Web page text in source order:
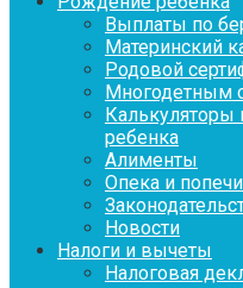
Выплаты по
Материнский
Родовой
Многодетным
Калькуляторы
ребенка
Алименты
Опека и
Новости
Налоги и вычеты
Налоговая